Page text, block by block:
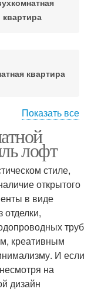
квартира
квартира
Интерьер в
квартире
Показать все
лофт
стиле,
открытого
в виде
отделки,
труб
креативным
И если
на
дизайн